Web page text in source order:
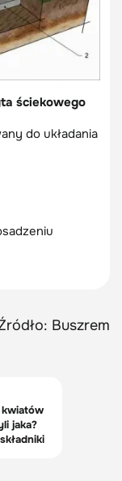
ściekowego
do układania
Buszrem